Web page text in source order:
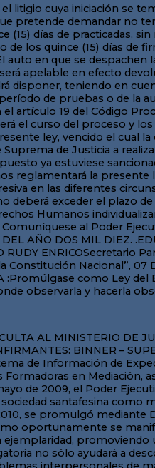
por el artículo 3 de la Ley Nº 13.151 para funcionar en la órbita del Ministerio de Justicia y Derechos Humanos de la Provincia, se emplazará en la Agencia de Gestión de Mediación (AGEM). El artículo 3 de este reglamento así lo dispone y especifica, además, las funciones a cargo del mencionado Registro. Todas ellas apuntan a sostener una prolija base de datos de los mediadores y comediadores habilitados para operar en el sistema (nómina, sedes de actuación, datos personales, credenciales y certificados, firmas y sellos, capacitaciones, oficinas habilitadas) y su correspondiente actualización. El mantenimiento actualizado de estos datos se vincula estrechamente con la tarea de sorteo de mediadores y comediadores a cargo de la Oficina de Gestión (v. infra, “Procedimiento de Mediación”).En los artículos 24 y 25 se reglamentan los mismos artículos de la Ley Nº 13.151 (referidos a los requisitos para ser mediador y comediador, respectivamente), estableciendo su alcance y la manera de acreditarlos.En cuanto a la antigüedad que se requiere en el ejercicio profesional para ser mediador, el reglamento precisa que comprende al “ejercicio como matriculado, o en cualquier cargo público vinculado al quehacer jurídico para el que el título sea presupuesto o implique su inhabilidad para el ejercicio profesional”.La capacitación en mediación es una cuestión de importancia determinante, toda vez que los mediadores y comediadotes son quienes interactuarán con las partes en